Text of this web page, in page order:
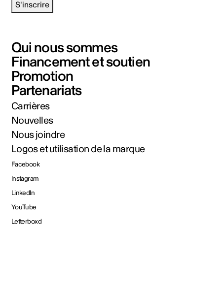
S'inscrire
Qui nous sommes
Financement et soutien
Promotion
Partenariats
Carrières
Nouvelles
Nous joindre
Logos et utilisation de la marque
Facebook
Instagram
LinkedIn
YouTube
Letterboxd